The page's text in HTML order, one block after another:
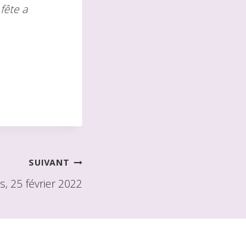
a
SUIVANT
25 février 2022